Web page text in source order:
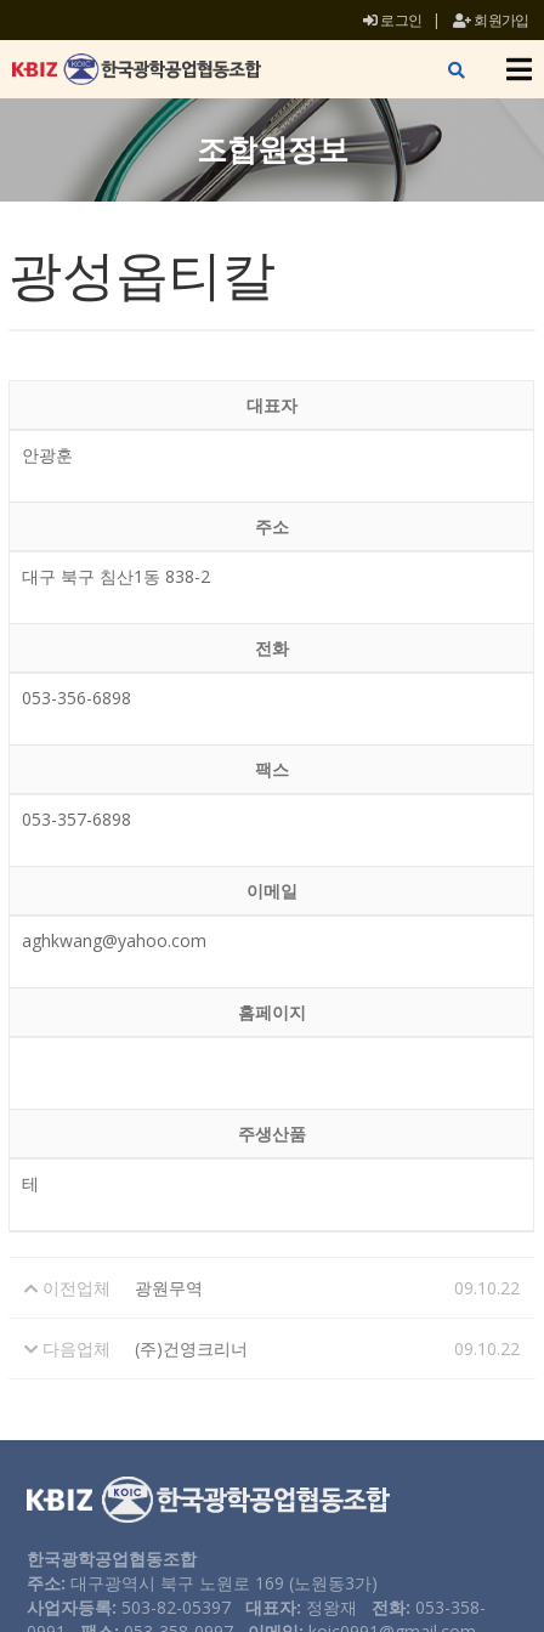
로그인 | 회원가입
조합원정보
광성옵티칼
대표자
안광훈
주소
대구 북구 침산1동 838-2
전화
053-356-6898
팩스
053-357-6898
이메일
aghkwang@yahoo.com
홈페이지
주생산품
테
이전업체 광원무역 09.10.22
다음업체 (주)건영크리너 09.10.22
한국광학공업협동조합
주소: 대구광역시 북구 노원로 169 (노원동3가)
사업자등록: 503-82-05397 대표자: 정왕재 전화: 053-358-